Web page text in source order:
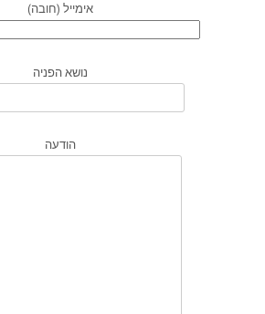
אימייל (חובה)
נושא הפניה
הודעה